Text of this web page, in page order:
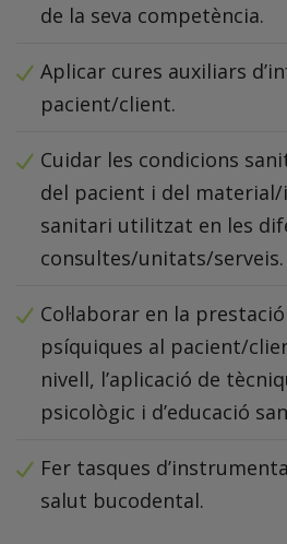
de la seva competència.
Aplicar cures auxiliars
pacient/client.
Cuidar les condicions
del pacient i del
sanitari utilitzat en les
consultes/unitats/serveis.
Col·laborar en la
psíquiques al pacient/
nivell, l’aplicació de
psicològic i d’educació
Fer tasques
salut bucodental.